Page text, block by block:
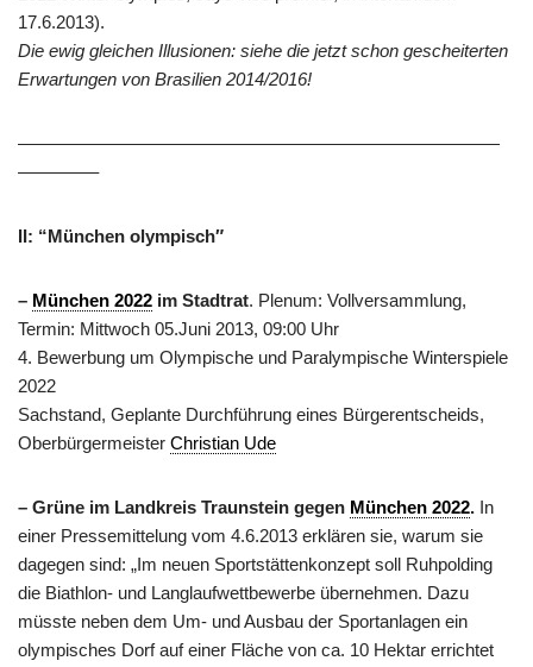
17.6.2013).
Die ewig gleichen Illusionen: siehe die jetzt schon gescheiterten
Erwartungen von Brasilien 2014/2016!
———————————————————————————
————–
II: “München olympisch″
– München 2022 im Stadtrat. Plenum: Vollversammlung,
Termin: Mittwoch 05.Juni 2013, 09:00 Uhr
4. Bewerbung um Olympische und Paralympische Winterspiele
2022
Sachstand, Geplante Durchführung eines Bürgerentscheids,
Oberbürgermeister Christian Ude
– Grüne im Landkreis Traunstein gegen München 2022. In
einer Pressemittelung vom 4.6.2013 erklären sie, warum sie
dagegen sind: „Im neuen Sportstättenkonzept soll Ruhpolding
die Biathlon- und Langlaufwettbewerbe übernehmen. Dazu
müsste neben dem Um- und Ausbau der Sportanlagen ein
olympisches Dorf auf einer Fläche von ca. 10 Hektar errichtet